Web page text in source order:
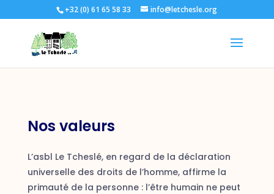
+32 (0) 61 65 58 33 info@letchesle.org
Nos valeurs
L’asbl Le Tcheslé, en regard de la déclaration
universelle des droits de l’homme, affirme la
primauté de la personne : l’être humain ne peut